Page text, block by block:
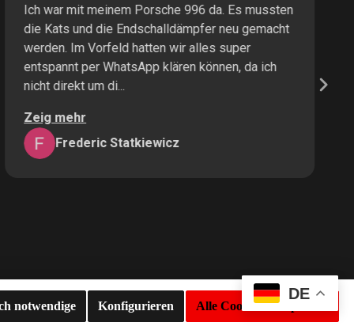
DE
notwendige Konfigurieren Alle Cookies akzeptieren
Ich war mit meinem Porsche 996 da. Es mussten
die Kats und die Endschalldämpfer neu gemacht
werden. Im Vorfeld hatten wir alles super
entspannt per WhatsApp klären können, da ich
nicht direkt um di...
Zeig mehr
Frederic Statkiewicz